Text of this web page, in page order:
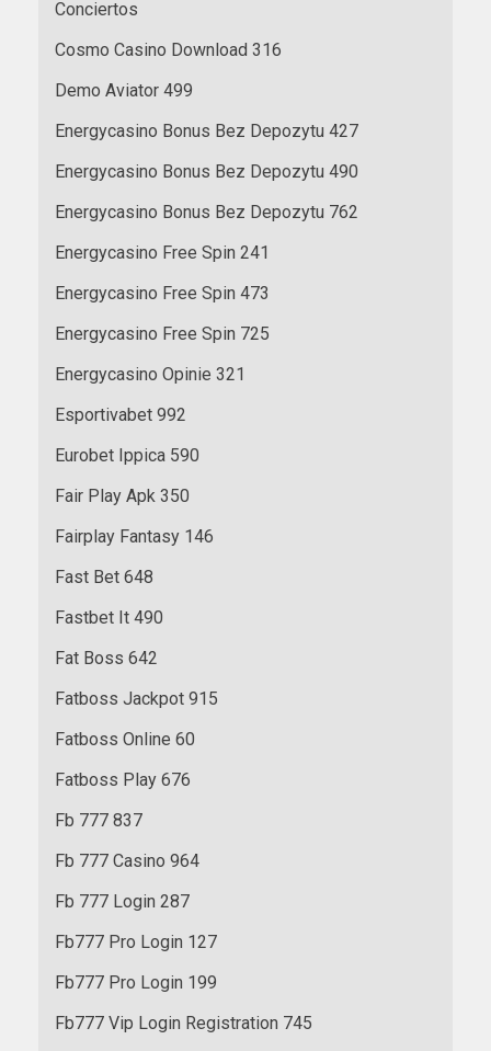
Conciertos
Cosmo Casino Download 316
Demo Aviator 499
Energycasino Bonus Bez Depozytu 427
Energycasino Bonus Bez Depozytu 490
Energycasino Bonus Bez Depozytu 762
Energycasino Free Spin 241
Energycasino Free Spin 473
Energycasino Free Spin 725
Energycasino Opinie 321
Esportivabet 992
Eurobet Ippica 590
Fair Play Apk 350
Fairplay Fantasy 146
Fast Bet 648
Fastbet It 490
Fat Boss 642
Fatboss Jackpot 915
Fatboss Online 60
Fatboss Play 676
Fb 777 837
Fb 777 Casino 964
Fb 777 Login 287
Fb777 Pro Login 127
Fb777 Pro Login 199
Fb777 Vip Login Registration 745